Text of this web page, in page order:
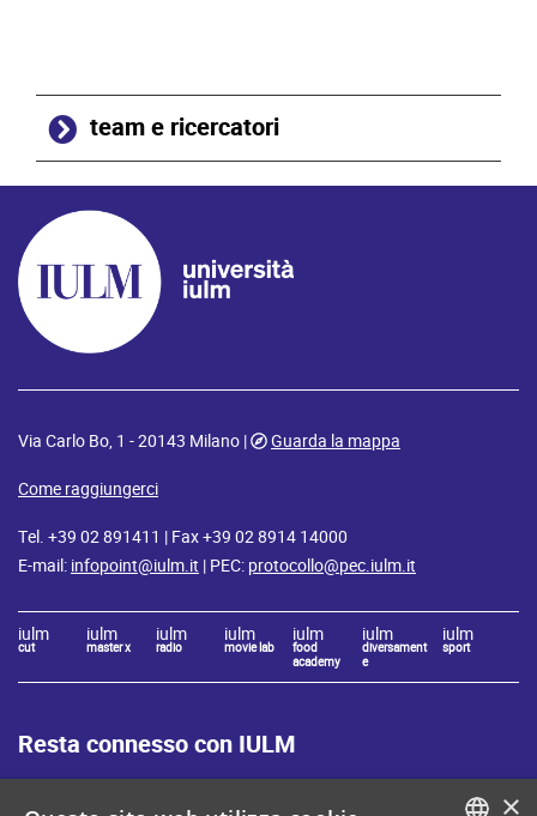
team e ricercatori
Via Carlo Bo, 1 - 20143 Milano |
Guarda la mappa
Come raggiungerci
Tel. +39 02 891411 | Fax +39 02 8914 14000
E-mail: infopoint@iulm.it | PEC: protocollo@pec.iulm.it
iulm
cut
iulm
master x
iulm
radio
iulm
movie lab
iulm
food
academy
iulm
diversament
e
iulm
sport
Resta connesso con IULM
×